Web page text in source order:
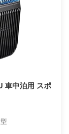
車中泊用 スポ